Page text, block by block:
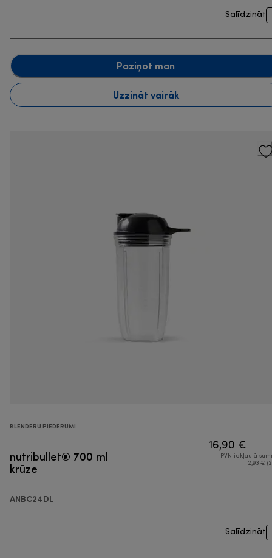
Salīdzināt
Paziņot man
Uzzināt vairāk
BLENDERU PIEDERUMI
nutribullet® 700 ml
krūze
ANBC24DL
16,90 €
PVN iekļautā
2,93 €
Salīdzināt